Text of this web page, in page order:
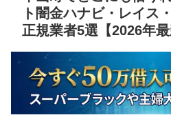
ト闇金ハナビ・レイス
正規業者5選【2026年最